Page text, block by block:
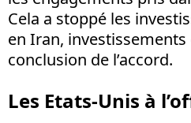
Cela a stoppé les
en Iran, investissements
conclusion de l’accord.
Les Etats-Unis à